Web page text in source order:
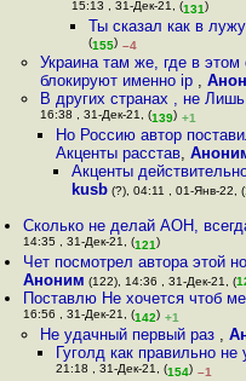
15:13 , 31-Дек-21, (131)
Ты сказал как в
(155) –4
Украина там же, где в
блокируют именно ip ,
В других странах , не
16:38 , 31-Дек-21, (139) +1
Но Россию автор
Акценты расстав,
Акценты
kusb (?), 04:11 , 01-Янв-22, (
Сколько не делай АОН,
14:35 , 31-Дек-21, (121)
Чет посмотрел автора этой
Аноним (122), 14:36 , 31-Дек-21, (
Поставлю Не хочется чтоб
16:56 , 31-Дек-21, (142) +1
Не удачный первый раз ,
Гуголд как правильно
21:18 , 31-Дек-21, (154) –1